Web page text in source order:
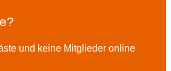
und keine Mitglieder online